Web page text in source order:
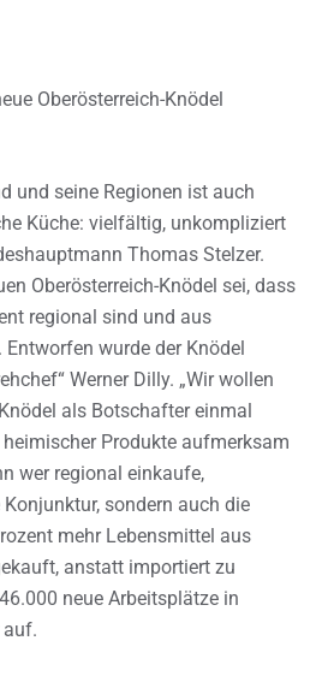
Oberösterreich-Knödel
und seine Regionen ist auch
Küche: vielfältig, unkompliziert
Thomas Stelzer.
Oberösterreich-Knödel sei, dass
regional sind und aus
wurde der Knödel
Werner Dilly. „Wir wollen
als Botschafter einmal
Produkte aufmerksam
wer regional einkaufe,
sondern auch die
mehr Lebensmittel aus
anstatt importiert zu
neue Arbeitsplätze in
auf.